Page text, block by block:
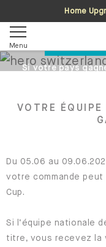
Home
Menu
Si votre pays
OBTENEZ VOS
MYCS
VOTRE ÉQUIPE
Du 05.06 au
votre commande peut
Cup.
Si l’équipe nationale
titre, vous recevez la